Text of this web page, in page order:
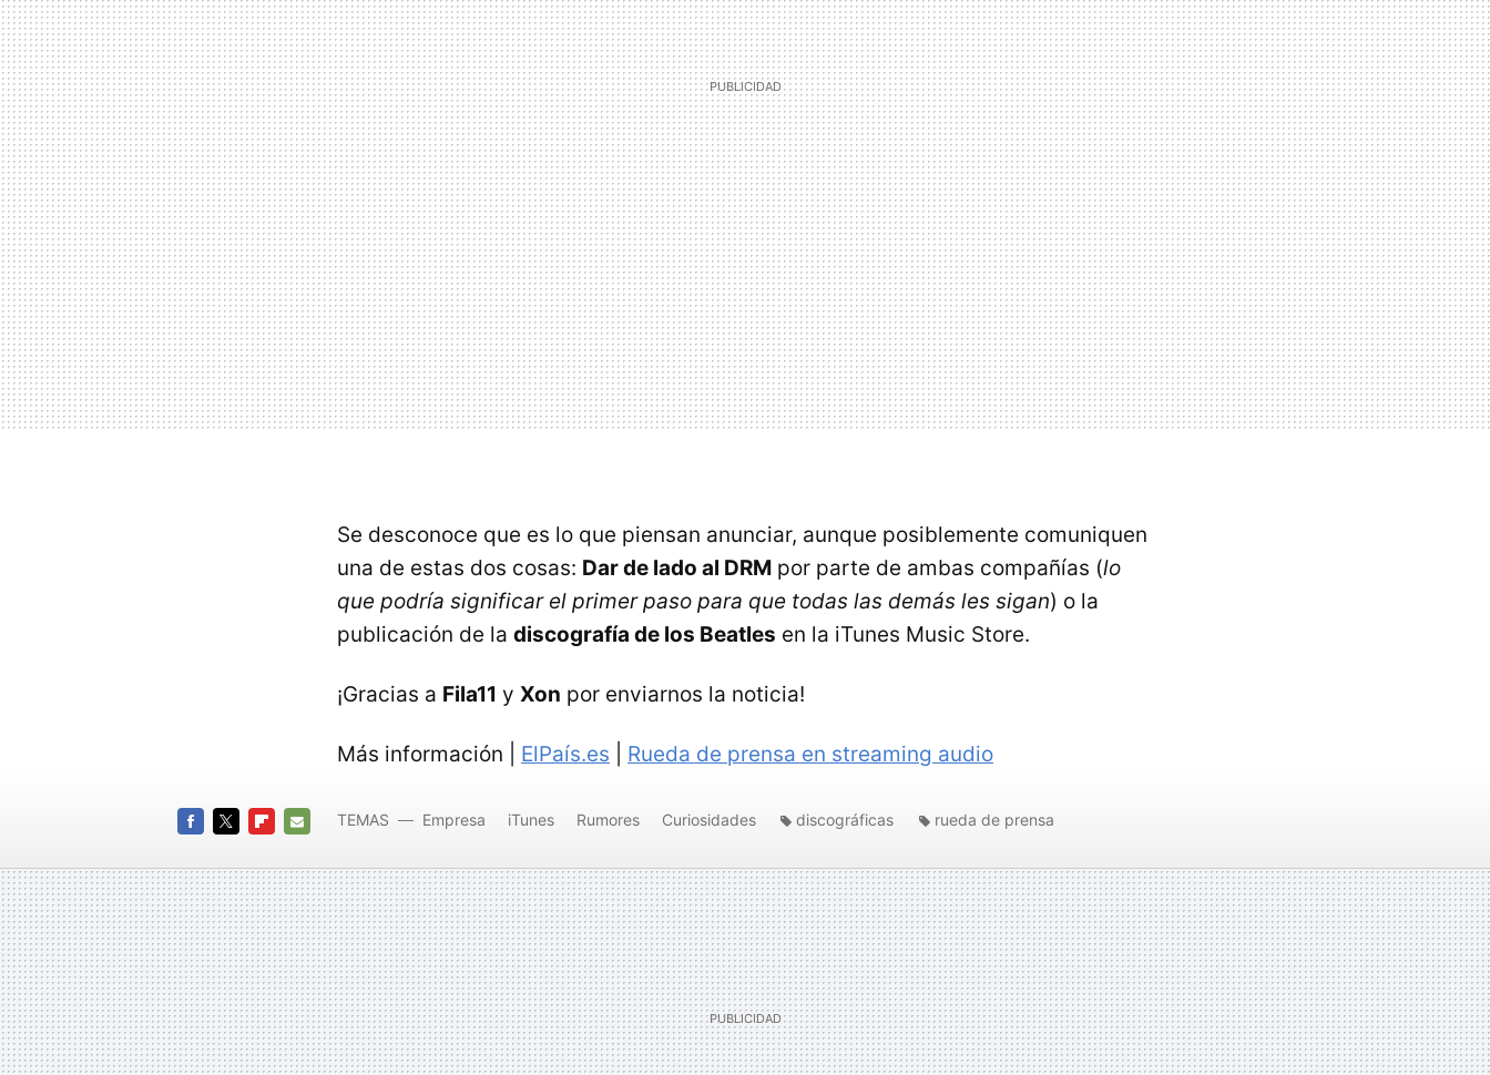
Se desconoce que es lo que piensan anunciar, aunque posiblemente comuniquen
una de estas dos cosas: Dar de lado al DRM por parte de ambas compañías (lo
que podría significar el primer paso para que todas las demás les sigan) o la
publicación de la discografía de los Beatles en la iTunes Music Store.
¡Gracias a Fila11 y Xon por enviarnos la noticia!
Más información | ElPaís.es Rueda de prensa en streaming audio
MAIL
TEMAS Empresa iTunes Rumores Curiosidades discográficas rueda de prensa